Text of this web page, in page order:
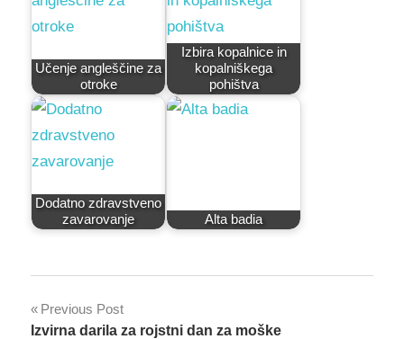
Učenje angleščine za
otroke
Izbira kopalnice in
kopalniškega
pohištva
Dodatno zdravstveno
zavarovanje
Alta badia
Post
Previous Post
Izvirna darila za rojstni dan za moške